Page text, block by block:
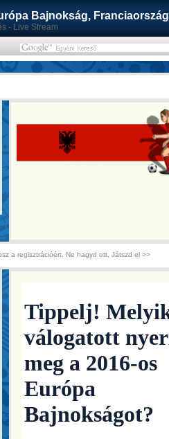
Bajnokság, Franciaország
- Live Stream
a regisztrációért. Ne hagyd ott, Játszd el >>